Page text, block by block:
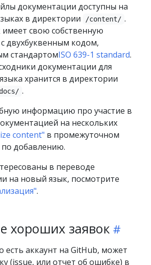
документации доступны на
в директории
/content/ .
свою собственную
двухбуквенным кодом,
стандартомISO 639-1 standard.
документации для
хранится в директории
.
информацию про участие в
на нескольких
content" в промежуточном
по добавлению.
в переводе
на новый язык, посмотрите
.
хороших заявок
есть аккаунт на GitHub, может
(issue, или отчет об ошибке) в